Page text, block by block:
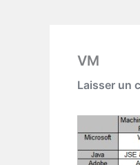
VM
Laisser un